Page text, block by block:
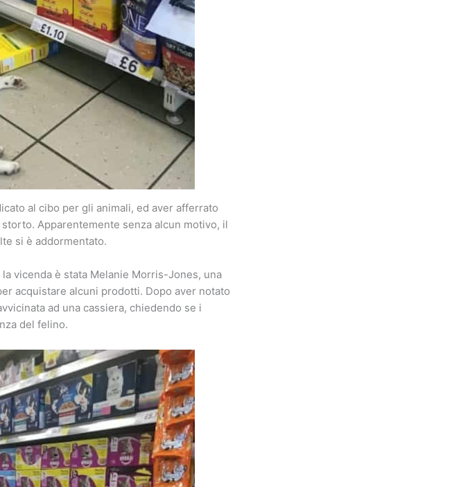
al cibo per gli animali, ed aver afferrato
Apparentemente senza alcun motivo, il
si è addormentato.
vicenda è stata Melanie Morris-Jones, una
acquistare alcuni prodotti. Dopo aver notato
ad una cassiera, chiedendo se i
del felino.